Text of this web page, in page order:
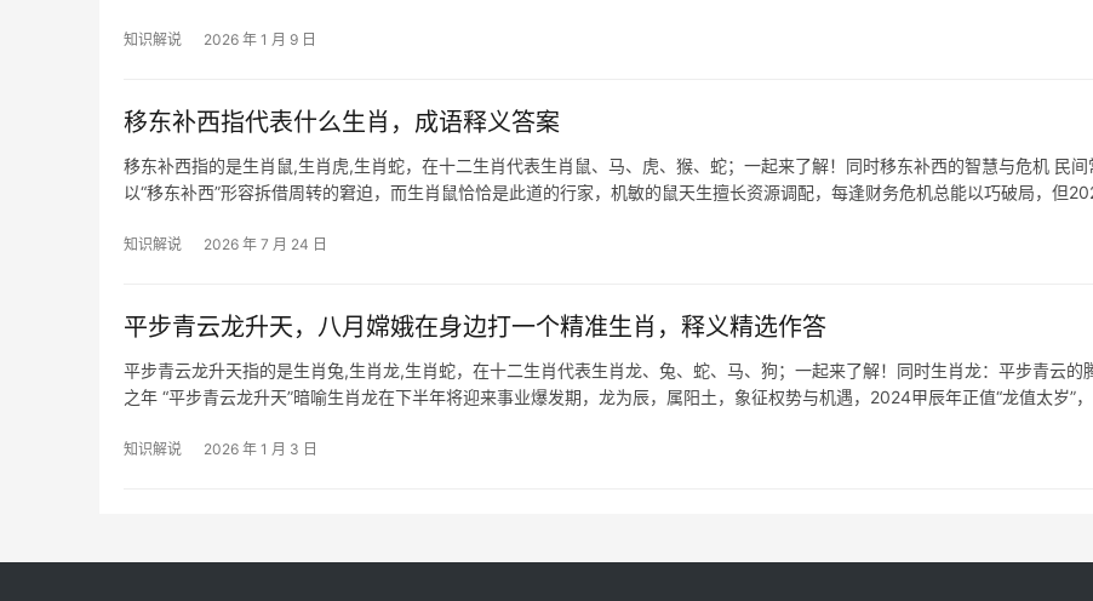
知识解说 2026 年 1 月 9 日
移东补西指代表什么生肖，成语释义答案
移东补西指的是生肖鼠,生肖虎,生肖蛇，在十二生肖代表生肖鼠、马、虎、猴、蛇；一起来了解！同时移东补西的智慧与危机 民间
以“移东补西”形容拆借周转的窘迫，而生肖鼠恰恰是此道的行家，机敏的鼠天生擅长资源调配，每逢财务危机总能以巧破局，但
知识解说 2026 年 7 月 24 日
平步青云龙升天，八月嫦娥在身边打一个精准生肖，释义精选作答
平步青云龙升天指的是生肖兔,生肖龙,生肖蛇，在十二生肖代表生肖龙、兔、蛇、马、狗；一起来了解！同时生肖龙：平步青云的
之年 “平步青云龙升天”暗喻生肖龙在下半年将迎来事业爆发期，龙为辰，属阳土，象征权势与机遇，2024甲辰年正值“龙值太岁”，
知识解说 2026 年 1 月 3 日